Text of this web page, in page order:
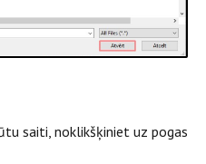
saiti, noklikšķiniet uz pogas